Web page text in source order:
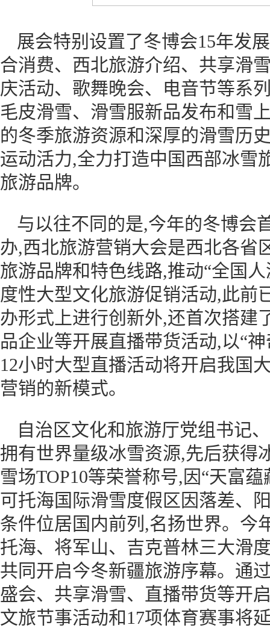
展会特别设置了冬博会15年发
合消费、西北旅游介绍、共享滑
庆活动、歌舞晚会、电音节等系
毛皮滑雪、滑雪服新品发布和雪
的冬季旅游资源和深厚的滑雪历
运动活力,全力打造中国西部冰雪
旅游品牌。
与以往不同的是,今年的冬博会
办,西北旅游营销大会是西北各省
旅游品牌和特色线路,推动“全国
度性大型文化旅游促销活动,此前
办形式上进行创新外,还首次搭建
品企业等开展直播带货活动,以“
12小时大型直播活动将开启我国
营销的新模式。
自治区文化和旅游厅党组书记
拥有世界量级冰雪资源,先后获得
雪场TOP10等荣誉称号,因“天富
可托海国际滑雪度假区因落差、
条件位居国内前列,名扬世界。今
托海、将军山、吉克普林三大滑
共同开启今冬新疆旅游序幕。通
盛会、共享滑雪、直播带货等开
文旅节事活动和17项体育赛事将